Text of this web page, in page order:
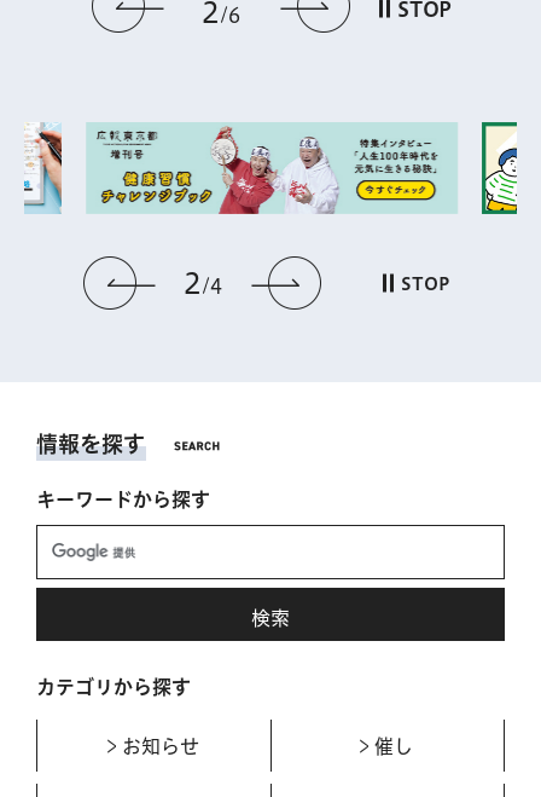
前のスライドを表示
2 6 次のスライドを
STOP
前のスライドを表示
2 4 次のスライドを表
STOP
情報を探す
キーワードから探す
カテゴリから探す
お知らせ 催し